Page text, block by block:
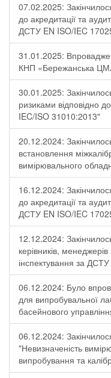
07.02.2025:
до акредитації та
ДСТУ EN ISO/IEC
31.01.2025:
КНП «Бережанська
30.01.2025:
ризиками відповідно
IEC/ISO 31010:2013"
20.12.2024:
встановлення
вимірювального
16.12.2024:
до акредитації та
ДСТУ EN ISO/IEC
12.12.2024:
керівників, менеджерів
інспектування за
06.12.2024: Було
для випробувальної
басейнового
06.12.2024:
"Невизначеність
випробування та